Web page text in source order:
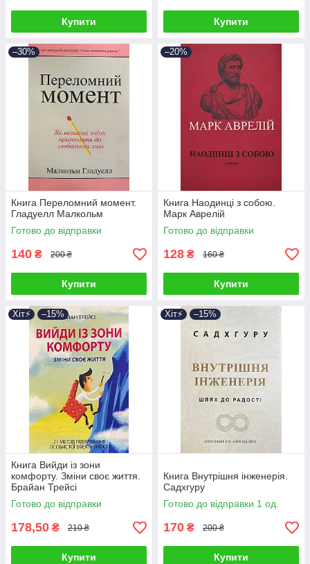
Купити Купити
–30%
Книга Переломний момент.
Гладуелл Малкольм
Готово до відправки
140 ₴ 200 ₴
Купити
–20%
Книга Наодинці з собою.
Марк Аврелій
Готово до відправки
128 ₴ 160 ₴
Купити
Хіт⚡️ –15%
Книга Вийди із зони
комфорту. Зміни своє життя.
Брайан Трейсі
Готово до відправки
178,50 ₴ 210 ₴
Купити
Хіт⚡️ –15%
Книга Внутрішня інженерія.
Садхгуру
Готово до відправки 1 од.
170 ₴ 200 ₴
Купити